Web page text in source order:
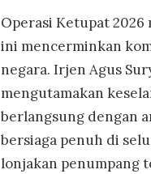
Operasi Ketupat 2026
ini mencerminkan
negara. Irjen Agus
mengutamakan
berlangsung dengan
bersiaga penuh di
lonjakan penumpang